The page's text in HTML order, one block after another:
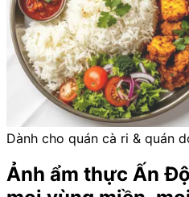
Dành cho quán cà ri & quán
Ảnh ẩm thực Ấn